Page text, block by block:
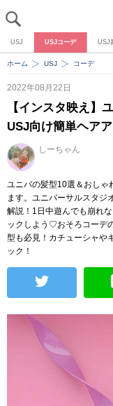
USJ USJコーデ USJ
ホーム USJ コーデ
2022年08月22日
【インスタ映え】
USJ向け簡単ヘア
しーちゃん
ユニバの髪型10選＆おしゃ
ます。ユニバーサルスタジ
解説！1日中遊んでも崩れ
ックしよう♡おそろコーデ
型も必見！カチューシャや
ック！